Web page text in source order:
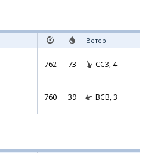
Ветер
762 73 ССЗ, 4
760 39 ВСВ, 3